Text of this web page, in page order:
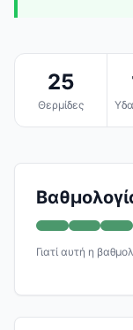
25
Θερμίδες
Γιατί αυτή η